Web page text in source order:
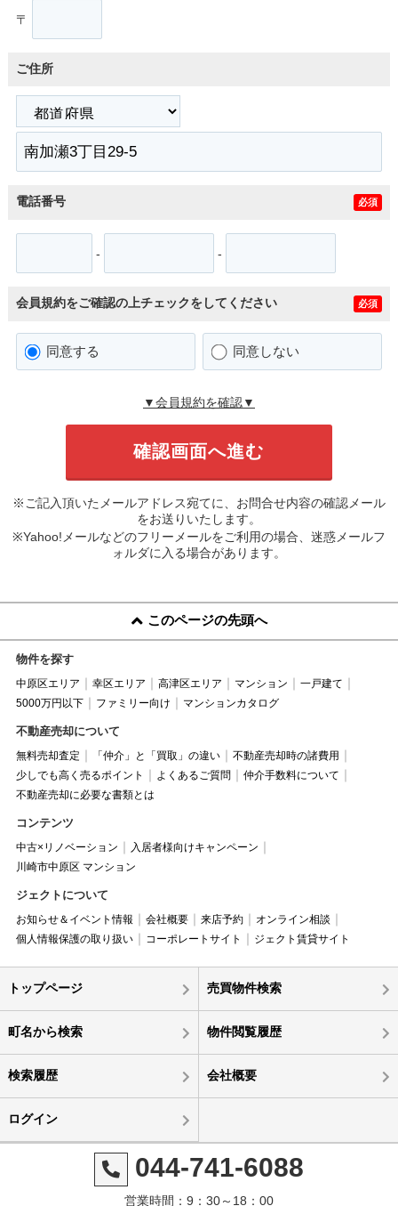
〒
ご住所
電話番号 必須
- -
会員規約をご確認の上チェックをしてください 必須
同意する 同意しない
▼会員規約を確認▼
※ご記入頂いたメールアドレス宛てに、お問合せ内容の確認メール
をお送りいたします。
※Yahoo!メールなどのフリーメールをご利用の場合、迷惑メールフ
ォルダに入る場合があります。
このページの先頭へ
物件を探す
中原区エリア 幸区エリア 高津区エリア マンション
一戸建て
5000万円以下
ファミリー向け マンションカタログ
不動産売却について
無料売却査定 「仲介」と「買取」の違い
不動産売却時の諸費用
少しでも高く売るポイント
よくあるご質問
仲介手数料について
不動産売却に必要な書類とは
コンテンツ
中古×リノベーション
入居者様向けキャンペーン
川崎市中原区 マンション
ジェクトについて
お知らせ＆イベント情報 会社概要 来店予約
オンライン相談
個人情報保護の取り扱い
コーポレートサイト ジェクト賃貸サイト
トップページ 売買物件検索
町名から検索 物件閲覧履歴
検索履歴 会社概要
ログイン
044-741-6088
営業時間：9：30～18：00